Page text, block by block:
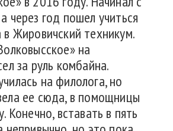
через год пошел учиться
Жировичский техникум.
на
за руль комбайна.
на филолога, но
ее сюда, в помощницы
Конечно, вставать в пять